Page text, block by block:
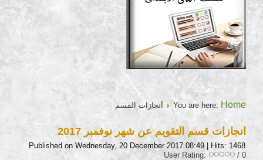
You are here: Home أنجازات القسم
انجازات قسم التقويم عن شهر نوفمبر 2017
Published on Wednesday, 20 December 2017 08:49| Hits: 1468
User Rating:
/ 0